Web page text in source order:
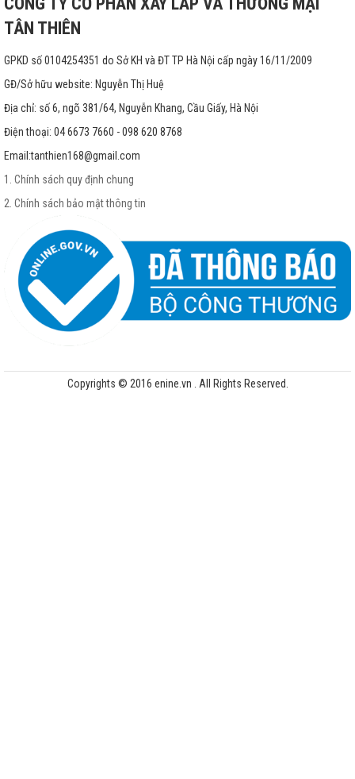
TÂN THIÊN
GPKD số 0104254351 do Sở KH và ĐT TP Hà Nội cấp ngày 16/11/2009
GĐ/Sở hữu website: Nguyễn Thị Huệ
Địa chỉ: số 6, ngõ 381/64, Nguyễn Khang, Cầu Giấy, Hà Nội
Điện thoại: 04 6673 7660 - 098 620 8768
Email:tanthien168@gmail.com
1. Chính sách quy định chung
2. Chính sách bảo mật thông tin
Copyrights © 2016 enine.vn . All Rights Reserved.